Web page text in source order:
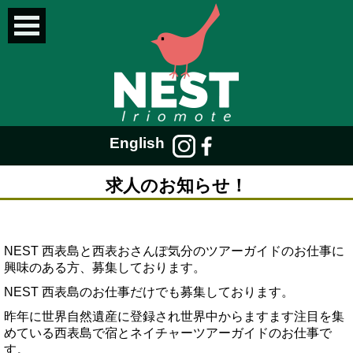
English
求人のお知らせ！
NEST 西表島と西表おさんぽ気分のツアーガイドのお仕事に
興味のある方、募集しております。
NEST 西表島のお仕事だけでも募集しております。
昨年に世界自然遺産に登録され世界中からますます注目を集
めている西表島で宿とネイチャーツアーガイドのお仕事で
す。